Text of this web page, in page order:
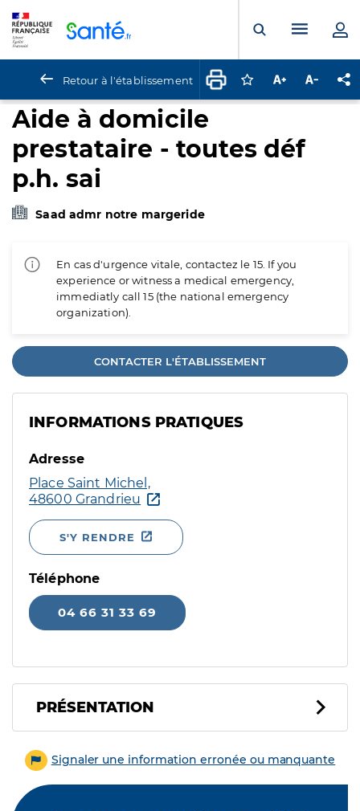
Ouvrir laMenu
Retour à l'établissement Connectez-vous
Augmenter la
Aide à domicile
prestataire - toutes déf
p.h. sai
Saad admr notre margeride
En cas d'urgence vitale, contactez le 15. If you
experience or witness a medical emergency,
immediatly call 15 (the national emergency
organization).
CONTACTER L'ÉTABLISSEMENT
INFORMATIONS PRATIQUES
Adresse
Place Saint Michel,
48600 Grandrieu
S'Y RENDRE
Téléphone
04 66 31 33 69
PRÉSENTATION
Signaler une information erronée ou manquante